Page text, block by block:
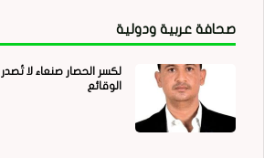
صحافة عربية ودولية
لكسر الحصار صنعاء لا
الوقائع